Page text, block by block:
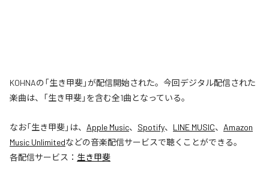
KOHNAの「生き甲斐」が配信開始された。今回デジタル配信された
楽曲は、「生き甲斐」を含む全1曲となっている。
なお「生き甲斐」は、 Apple Music、 Spotify、 LINE MUSIC、 Amazon
Music Unlimitedなどの音楽配信サービスで聴くことができる。
各配信サービス： 生き甲斐